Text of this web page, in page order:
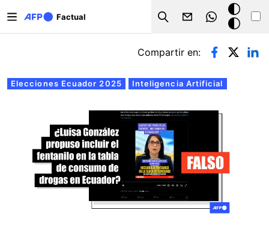
Factual
Search
Modo
oscuro
Solapas principales
Elecciones Ecuador 2025 Inteligencia Artificial
Compartir en: